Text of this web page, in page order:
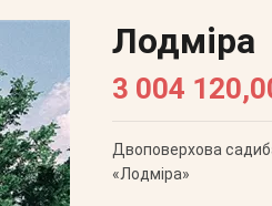
Лодміра
3 004
Двоповерхова
«Лодміра»